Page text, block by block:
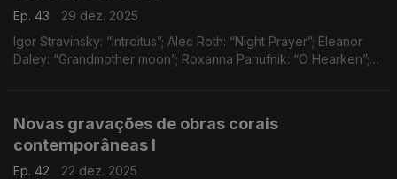
Ep. 43
29 dez. 2025
Igor Stravinsky: “Introitus”; Alec Roth: “Night Prayer”; Eleanor
Daley: “Grandmother moon”; Roxanna Panufnik: “O Hearken”;
Novas gravações de obras corais
contemporâneas I
Ep. 42
22 dez. 2025